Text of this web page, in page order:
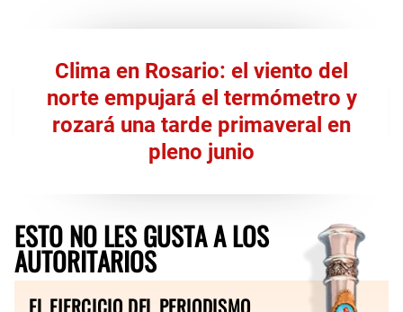
Clima en Rosario: el viento del
norte empujará el termómetro y
rozará una tarde primaveral en
pleno junio
ESTO NO LES GUSTA A LOS
AUTORITARIOS
EL EJERCICIO DEL PERIODISMO